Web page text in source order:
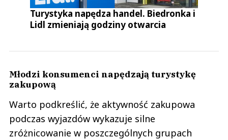
Turystyka napędza handel. Biedronka i
Lidl zmieniają godziny otwarcia
Młodzi konsumenci napędzają turystykę
zakupową
Warto podkreślić, że aktywność zakupowa
podczas wyjazdów wykazuje silne
zróżnicowanie w poszczególnych grupach